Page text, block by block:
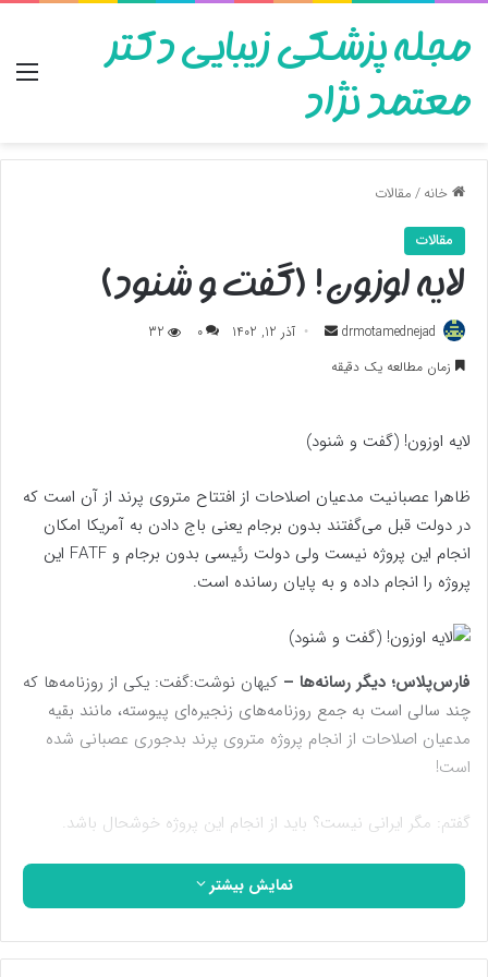
مجله پزشکی زیبایی دکتر
معتمد نژاد
خانه/مقالات
مقالات
لایه اوزون! (گفت و شنود)
drmotamednejad
ارسال آذر 12, 1402 0
32
زمان مطالعه یک دقیقه
لایه اوزون! (گفت و شنود)
ظاهرا عصبانیت مدعیان اصلاحات از افتتاح متروی پرند از آن است که
در دولت قبل می‌گفتند بدون برجام یعنی باج دادن به آمریکا امکان
انجام این پروژه نیست ولی دولت رئیسی بدون برجام و FATF این
پروژه را انجام داده و به پایان رسانده است.
فارس‌پلاس؛ دیگر رسانه‌ها – کیهان نوشت:گفت: یکی از روزنامه‌ها که
چند سالی است به جمع روزنامه‌های زنجیره‌ای پیوسته، مانند بقیه
مدعیان اصلاحات از انجام پروژه متروی پرند بدجوری عصبانی شده
است!
گفتم: مگر ایرانی نیست؟ باید از انجام این پروژه خوشحال باشد.
گفت: عصبانیتش از آن است که در دولت قبل می‌گفتند بدون برجام
یعنی باج دادن به آمریکا امکان انجام این پروژه نیست ولی دولت
رئیسی بدون برجام و FATF این پروژه را انجام داده و به پایان رسانده
است.
نمایش بیشتر